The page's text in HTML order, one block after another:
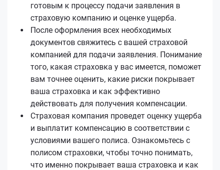
готовым к процессу подачи заявления в
страховую компанию и оценке ущерба.
После оформления всех необходимых
документов свяжитесь с вашей страховой
компанией для подачи заявления. Понимание
того, какая страховка у вас имеется, поможет
вам точнее оценить, какие риски покрывает
ваша страховка и как эффективно
действовать для получения компенсации.
Страховая компания проведет оценку ущерба
и выплатит компенсацию в соответствии с
условиями вашего полиса. Ознакомьтесь с
полисом страховки, чтобы точно понимать,
что именно покрывает ваша страховка и как